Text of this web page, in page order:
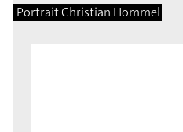
Portrait Christian Hommel